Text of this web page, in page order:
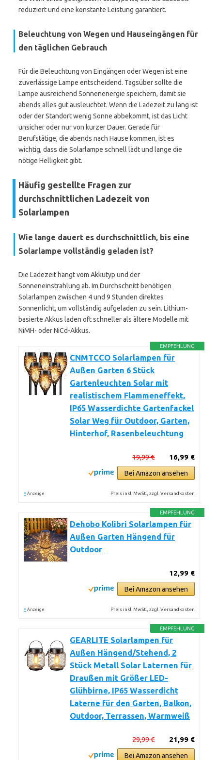
reduziert und eine konstante Leistung garantiert.
Beleuchtung von Wegen und Hauseingängen für
den täglichen Gebrauch
Für die Beleuchtung von Eingängen oder Wegen ist eine
zuverlässige Lampe entscheidend. Tagsüber sollte die
Lampe ausreichend Sonnenenergie speichern, damit sie
abends alles gut ausleuchtet. Wenn die Ladezeit zu lang ist
oder der Standort wenig Sonne abbekommt, ist das Licht
unsicher oder nur von kurzer Dauer. Gerade für
Berufstätige, die abends nach Hause kommen, ist es
wichtig, dass die Solarlampe schnell lädt und lange die
nötige Helligkeit gibt.
Häufig gestellte Fragen zur
durchschnittlichen Ladezeit von
Solarlampen
Wie lange dauert es durchschnittlich, bis eine
Solarlampe vollständig geladen ist?
Die Ladezeit hängt vom Akkutyp und der
Sonneneinstrahlung ab. Im Durchschnitt benötigen
Solarlampen zwischen 4 und 9 Stunden direktes
Sonnenlicht, um vollständig aufgeladen zu sein. Lithium-
basierte Akkus laden oft schneller als ältere Modelle mit
NiMH- oder NiCd-Akkus.
EMPFEHLUNG
CNMTCCO Solarlampen für
Außen Garten 6 Stück
Gartenleuchten Solar mit
realistischem Flammeneffekt,
IP65 Wasserdichte Gartenfackel
Solar Weg für Outdoor, Garten,
Hinterhof, Rasenbeleuchtung
16,99 €
19,99 €
Bei Amazon ansehen
* Anzeige Preis inkl. MwSt., zzgl. Versandkosten
EMPFEHLUNG
Dehobo Kolibri Solarlampen für
Außen Garten Hängend für
Outdoor
12,99 €
Bei Amazon ansehen
* Anzeige Preis inkl. MwSt., zzgl. Versandkosten
EMPFEHLUNG
GEARLITE Solarlampen für
Außen Hängend/Stehend, 2
Stück Metall Solar Laternen für
Draußen mit Größer LED-
Glühbirne, IP65 Wasserdicht
Laterne für den Garten, Balkon,
Outdoor, Terrassen, Warmweiß
21,99 €
29,99 €
Bei Amazon ansehen